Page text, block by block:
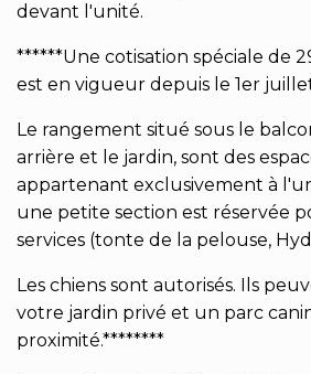
devant l'unité.
******Une cotisation spéciale de
est en vigueur depuis le 1er
Le rangement situé sous le
arrière et le jardin, sont des
appartenant exclusivement à
une petite section est réservée
services (tonte de la pelouse,
Les chiens sont autorisés. Ils
votre jardin privé et un parc
proximité.********